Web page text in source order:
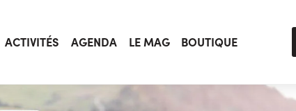
ACTIVITÉS AGENDA LE MAG BOUTIQUE